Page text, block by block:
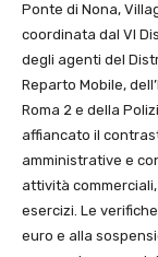
Ponte di Nona,
coordinata dal VI
degli agenti del
Reparto Mobile,
Roma 2 e della
affiancato il
amministrative e
attività
esercizi. Le
euro e alla